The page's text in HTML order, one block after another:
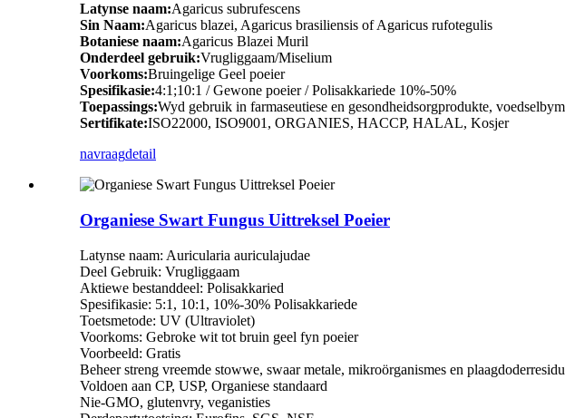
Latynse naam:Agaricus subrufescens
Sin Naam:Agaricus blazei, Agaricus brasiliensis of Agaricus rufotegulis
Botaniese naam:Agaricus Blazei Muril
Onderdeel gebruik:Vrugliggaam/Miselium
Voorkoms:Bruingelige Geel poeier
Spesifikasie:4:1;10:1 / Gewone poeier / Polisakkariede 10%-50%
Toepassings:Wyd gebruik in farmaseutiese en gesondheidsorgprodukte,
Sertifikate:ISO22000, ISO9001, ORGANIES, HACCP, HALAL, Kosjer
navraagdetail
Organiese Swart Fungus Uittreksel Poeier
Latynse naam: Auricularia auriculajudae
Deel Gebruik: Vrugliggaam
Aktiewe bestanddeel: Polisakkaried
Spesifikasie: 5:1, 10:1, 10%-30% Polisakkariede
Toetsmetode: UV (Ultraviolet)
Voorkoms: Gebroke wit tot bruin geel fyn poeier
Voorbeeld: Gratis
Beheer streng vreemde stowwe, swaar metale, mikroörganismes en
Voldoen aan CP, USP, Organiese standaard
Nie-GMO, glutenvry, veganisties